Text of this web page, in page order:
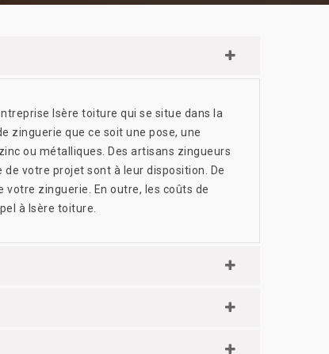
Isère toiture qui se situe dans la
zinguerie que ce soit une pose, une
ou métalliques. Des artisans zingueurs
votre projet sont à leur disposition. De
votre zinguerie. En outre, les coûts de
à Isère toiture.